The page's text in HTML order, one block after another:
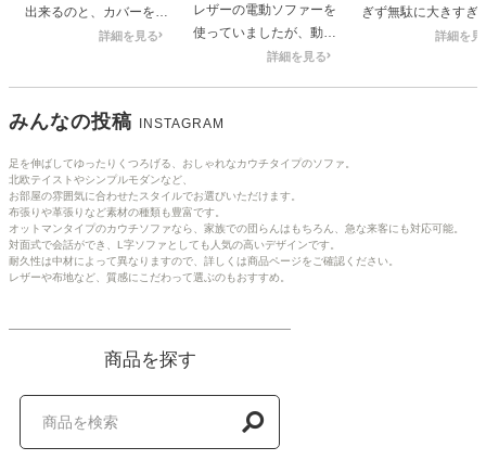
詳細を見る
出来るのと、カバーを外
して洗濯出来るのは良い
詳細を見る
レザーの電動ソファーを
使っていましたが、動か
なくなったため買い替え
と思いましたが、汚れ防
対策しています。
ソファー下の掃除もでき
るし、5人同時に座れるの
でリビングにいることが
増えました。
詳細を見
ぎず無駄に大きすぎ
マンションの方には
みんなの投稿 INSTAGRAM
足を伸ばしてゆったりくつろげる、おしゃれなカウチタイプのソファ。
北欧テイストやシンプルモダンなど、
お部屋の雰囲気に合わせたスタイルでお選びいただけます。
布張りや革張りなど素材の種類も豊富です。
オットマンタイプのカウチソファなら、家族での団らんはもちろん、急な来客にも対応可能。
対面式で会話ができ、L字ソファとしても人気の高いデザインです。
耐久性は中材によって異なりますので、詳しくは商品ページをご確認ください。
レザーや布地など、質感にこだわって選ぶのもおすすめ。
商品を探す